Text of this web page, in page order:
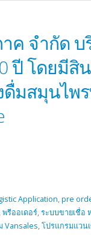
ค จำกัด
ปี โดยมี
ดื่มสมุนไพ
Application,pre
,พรีออเดอร์,ระบบขายเชื่อ
Vansales,โปรแกรมแวน